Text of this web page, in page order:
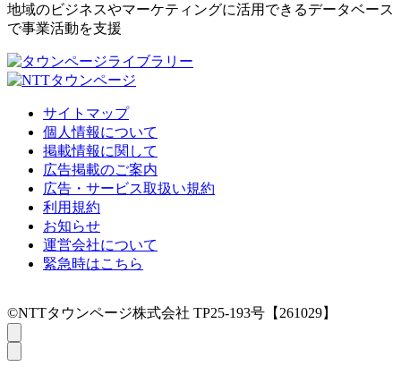
地域のビジネスやマーケティングに活用できるデータベース
で事業活動を支援
サイトマップ
個人情報について
掲載情報に関して
広告掲載のご案内
広告・サービス取扱い規約
利用規約
お知らせ
運営会社について
緊急時はこちら
©NTTタウンページ株式会社 TP25-193号【261029】